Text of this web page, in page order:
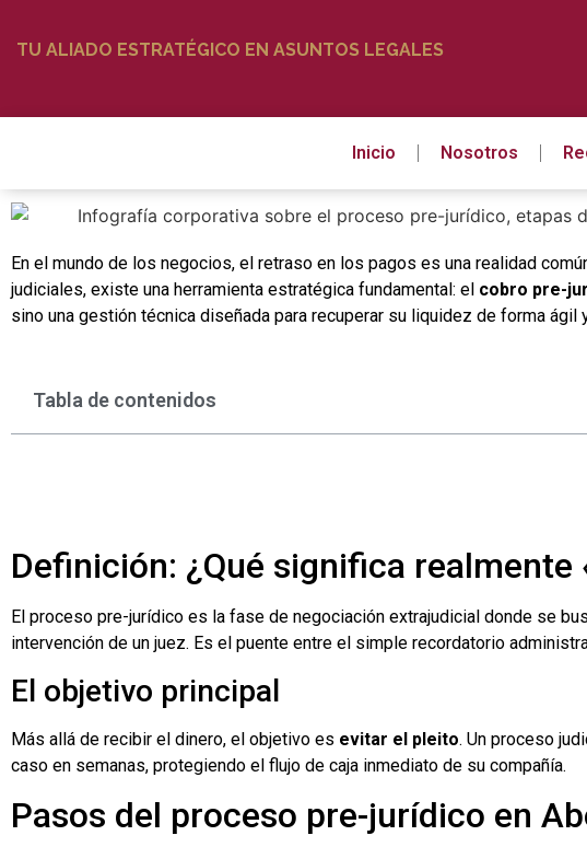
TU ALIADO ESTRATÉGICO EN ASUNTOS LEGALES
Inicio Nosotros
En el mundo de los negocios, el retraso en los pagos es una realidad
judiciales, existe una herramienta estratégica fundamental: el cobro pre-
sino una gestión técnica diseñada para recuperar su liquidez de forma ágil
Tabla de contenidos
Definición: ¿Qué significa realmente
El proceso pre-jurídico es la fase de negociación extrajudicial donde se
intervención de un juez. Es el puente entre el simple recordatorio
El objetivo principal
Más allá de recibir el dinero, el objetivo es evitar el pleito. Un proceso
caso en semanas, protegiendo el flujo de caja inmediato de su compañía.
Pasos del proceso pre-jurídico en